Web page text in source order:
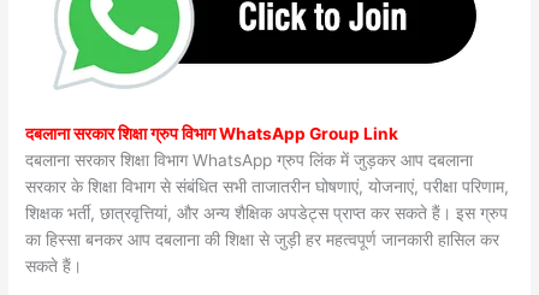
दबलाना सरकार शिक्षा ग्रुप विभाग WhatsApp Group Link
दबलाना सरकार शिक्षा विभाग WhatsApp ग्रुप लिंक में जुड़कर आप दबलाना
सरकार के शिक्षा विभाग से संबंधित सभी ताजातरीन घोषणाएं, योजनाएं, परीक्षा परिणाम,
शिक्षक भर्ती, छात्रवृत्तियां, और अन्य शैक्षिक अपडेट्स प्राप्त कर सकते हैं। इस ग्रुप
का हिस्सा बनकर आप दबलाना की शिक्षा से जुड़ी हर महत्वपूर्ण जानकारी हासिल कर
सकते हैं।